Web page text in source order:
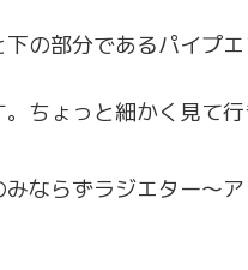
の部分であるパイプ
ちょっと細かく見て行
ならずラジエター～